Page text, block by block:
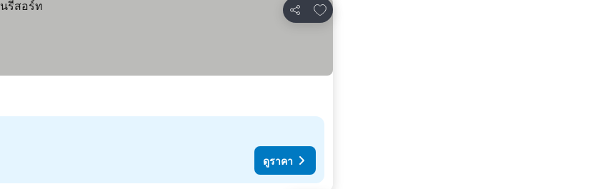
แชร์
เพิ่มในรายการโปรด
ดูราคา